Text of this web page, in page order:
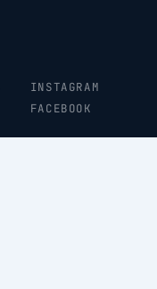
INSTAGRAM
FACEBOOK